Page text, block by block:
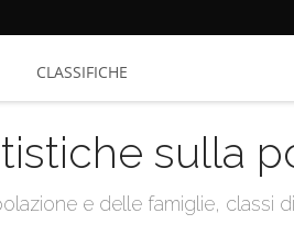
CLASSIFICHE
sulla
e delle famiglie, classi